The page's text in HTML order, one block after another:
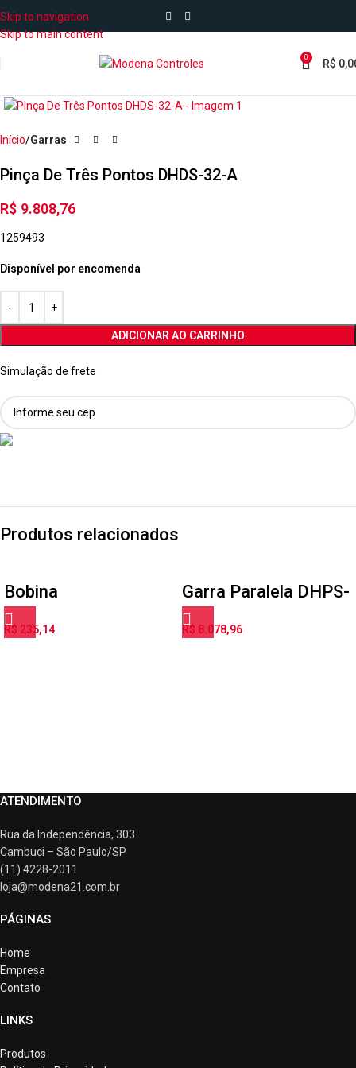
Skip to navigation
Skip to main content
0 R$
Início Garras
Pinça De Três Pontos DHDS-32-A
R$ 9.808,76
1259493
Disponível por encomenda
ADICIONAR AO CARRINHO
Simulação de frete
Produtos relacionados
Bobina
eletromagnética
MSFG-24/42-50/60
R$ 235,14
Garra Paralela DHPS-
20-A
R$ 8.078,96
ATENDIMENTO
Rua da Independência, 303
Cambuci – São Paulo/SP
(11) 4228-2011
loja@modena21.com.br
PÁGINAS
Home
Empresa
Contato
LINKS
Produtos